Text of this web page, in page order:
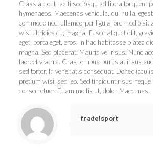
Class aptent taciti sociosqu ad litora torquent
hymenaeos. Maecenas vehicula, dui nulla,
commodo nec, ullamcorper ligula lorem odio sit
wisi ultricies eu, magna. Fusce aliquet elit,
eget, porta eget, eros. In hac habitasse platea
magna. Sed placerat. Mauris vel risus. Nunc
laoreet viverra. Cras tempus purus at risus
sed tortor. In venenatis consequat. Donec
pretium wisi, sed leo. Sed tincidunt risus neque
consectetuer. Etiam mollis ut, dolor. Maecenas.
fradelsport